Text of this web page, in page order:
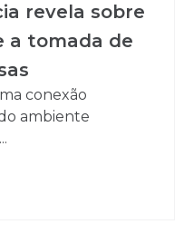
revela sobre
a tomada de
conexão
ambiente